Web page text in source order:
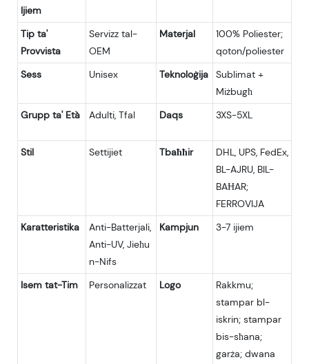
Ijiem
Tip ta'
Provvista
Servizz tal-
OEM
Materjal
100% Poliester;
qoton/poliester
Sess
Unisex Teknoloġija
Sublimat +
Miżbugħ
Grupp ta' Età
Adulti, Tfal Daqs 3XS-5XL
Stil Settijiet Tbaħħir
DHL, UPS, FedEx,
BL-AJRU, BIL-
BAĦAR;
FERROVIJA
Karatteristika
Anti-Batterjali,
Anti-UV, Jieħu
n-Nifs
Kampjun 3-7 ijiem
Isem tat-Tim Personalizzat Logo
Rakkmu;
stampar bl-
iskrin; stampar
bis-sħana;
garża; dwana